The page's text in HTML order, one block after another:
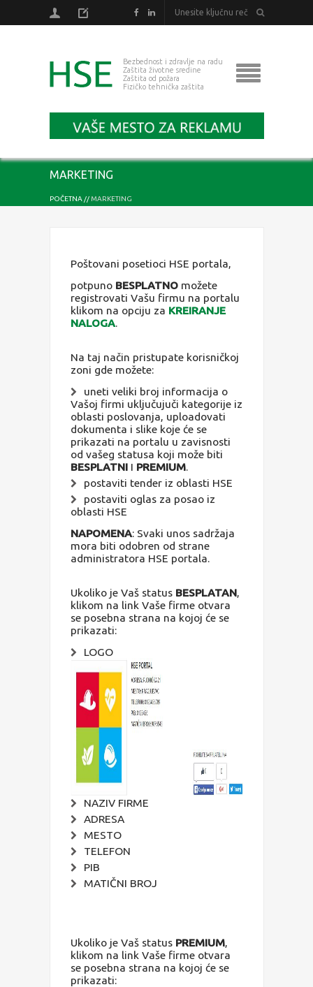
Bezbednost i zdravlje na radu
Zaštita životne sredine
Zaštita od požara
Fizičko tehnička zaštita
MARKETING
POČETNA // MARKETING
Poštovani posetioci HSE portala,
potpuno BESPLATNO možete
registrovati Vašu firmu na portalu
klikom na opciju za KREIRANJE
NALOGA.
Na taj način pristupate korisničkoj
zoni gde možete:
uneti veliki broj informacija o
Vašoj firmi uključujuči kategorije iz
oblasti poslovanja, uploadovati
dokumenta i slike koje će se
prikazati na portalu u zavisnosti
od vašeg statusa koji može biti
BESPLATNII PREMIUM.
postaviti tender iz oblasti HSE
postaviti oglas za posao iz
oblasti HSE
NAPOMENA: Svaki unos sadržaja
mora biti odobren od strane
administratora HSE portala.
Ukoliko je Vaš status BESPLATAN,
klikom na link Vaše firme otvara
se posebna strana na kojoj će se
prikazati:
LOGO
NAZIV FIRME
ADRESA
MESTO
TELEFON
PIB
MATIČNI BROJ
Ukoliko je Vaš status PREMIUM,
klikom na link Vaše firme otvara
se posebna strana na kojoj će se
prikazati: